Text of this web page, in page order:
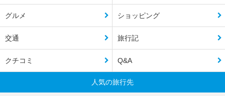
グルメ ショッピング
交通 旅行記
クチコミ Q&A
人気の旅行先